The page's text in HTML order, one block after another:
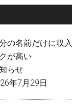
の名前だけに収
が高い
らせ
年7月29日